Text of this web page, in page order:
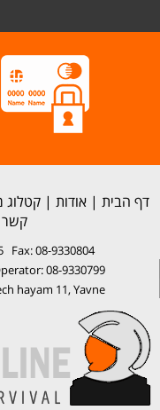
דף הבית |אודות |קטלוג
קשר
Fax: 08-9330804
08-9330799
hayam 11, Yavne